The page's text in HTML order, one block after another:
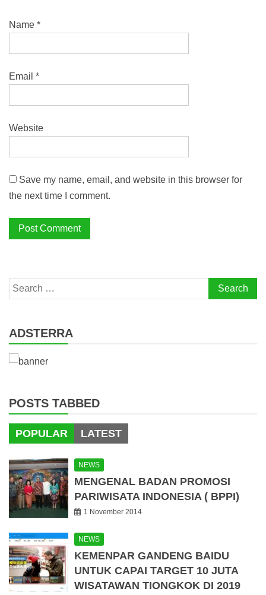
Name *
Email *
Website
Save my name, email, and website in this browser for
the next time I comment.
Search
for:
ADSTERRA
POSTS TABBED
POPULAR LATEST
NEWS
MENGENAL BADAN PROMOSI
PARIWISATA INDONESIA ( BPPI)
1 November 2014
NEWS
KEMENPAR GANDENG BAIDU
UNTUK CAPAI TARGET 10 JUTA
WISATAWAN TIONGKOK DI 2019